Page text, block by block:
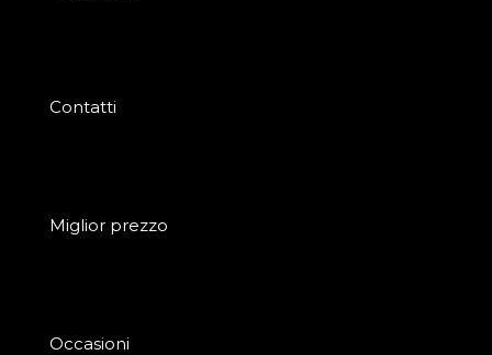
Contatti
Miglior prezzo
Occasioni